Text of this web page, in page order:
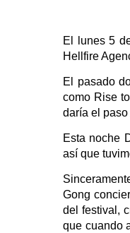
El lunes 5
Hellfire
El pasado
como Rise
daría el paso
Esta noche
así que
Gong
del festival,
que cuando